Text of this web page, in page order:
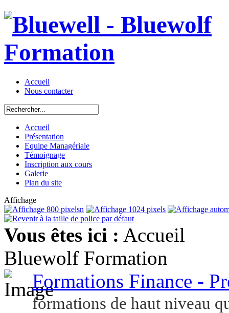
Accueil
Nous contacter
Accueil
Présentation
Equipe Managériale
Témoignage
Inscription aux cours
Galerie
Plan du site
Affichage
Vous êtes ici : Accueil
Bluewolf Formation
Formations Finance -
formations de haut niveau